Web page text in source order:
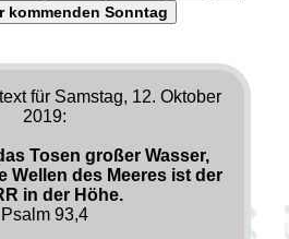
kommenden Sonntag
für Samstag, 12. Oktober
2019:
Tosen großer Wasser,
Wellen des Meeres ist der
in der Höhe.
Psalm 93,4